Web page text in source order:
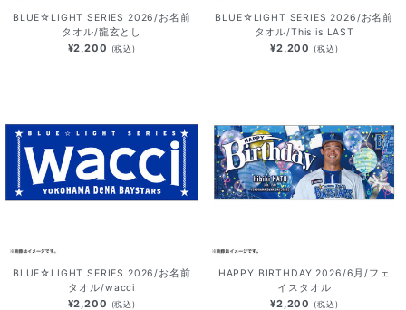
BLUE☆LIGHT SERIES 2026/お名前
タオル/龍玄とし
¥2,200 (税込)
BLUE☆LIGHT SERIES 2026/お名前
タオル/This is LAST
¥2,200 (税込)
BLUE☆LIGHT SERIES 2026/お名前
タオル/wacci
¥2,200 (税込)
HAPPY BIRTHDAY 2026/6月/フェ
イスタオル
¥2,200 (税込)